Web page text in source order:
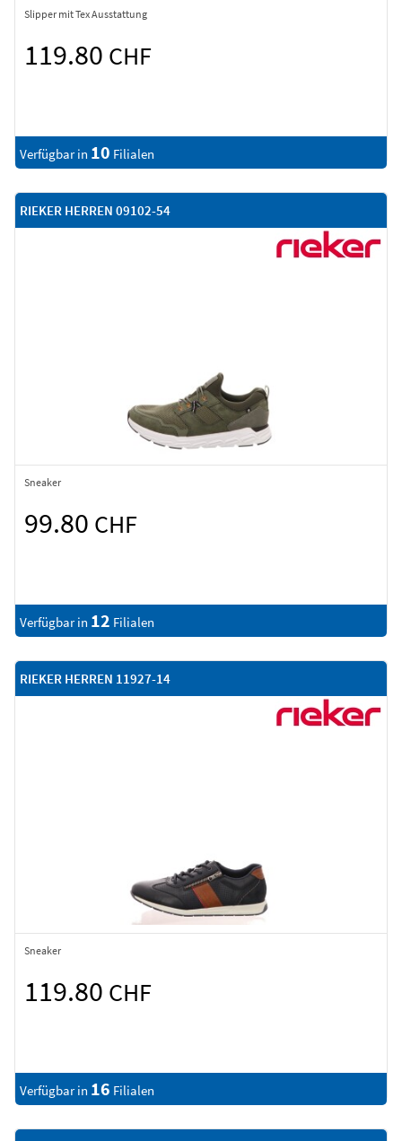
Slipper mit Tex Ausstattung
119.80 CHF
Verfügbar in 10 Filialen
RIEKER HERREN 09102-54
Sneaker
99.80 CHF
Verfügbar in 12 Filialen
RIEKER HERREN 11927-14
Sneaker
119.80 CHF
Verfügbar in 16 Filialen